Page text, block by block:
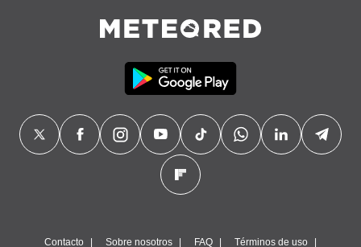
Contacto Sobre nosotros FAQ Términos de uso